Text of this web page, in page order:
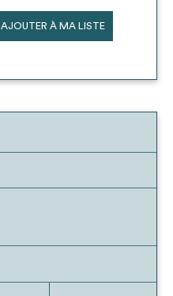
AJOUTER À MA LISTE